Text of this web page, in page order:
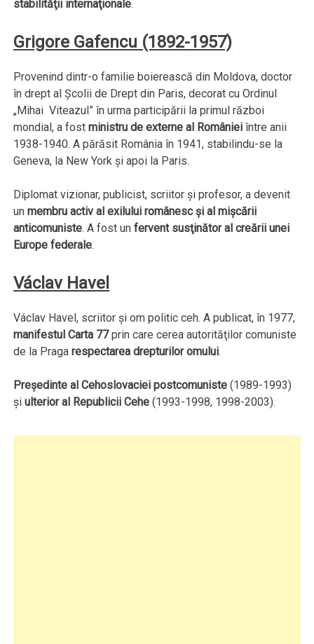
stabilităţii internaţionale.
Grigore Gafencu (1892-1957)
Provenind dintr-o familie boierească din Moldova, doctor
în drept al Şcolii de Drept din Paris, decorat cu Ordinul
„Mihai Viteazul” în urma participării la primul război
mondial, a fostministru de externe al României între anii
1938-1940. A părăsit România în 1941, stabilindu-se la
Geneva, la New York şi apoi la Paris.
Diplomat vizionar, publicist, scriitor şi profesor, a devenit
unmembru activ al exilului românesc şi al mişcării
anticomuniste. A fost unfervent susţinător al creării unei
Europe federale.
Václav Havel
Václav Havel, scriitor şi om politic ceh. A publicat, în 1977,
manifestul Carta 77prin care cerea autorităţilor comuniste
de la Pragarespectarea drepturilor omului.
Preşedinte al Cehoslovaciei postcomuniste (1989-1993)
şiulterior al Republicii Cehe (1993-1998, 1998-2003).